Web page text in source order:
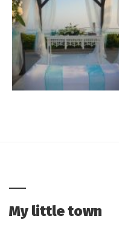
My little town